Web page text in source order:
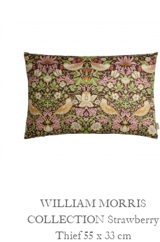
WILLIAM MORRIS
COLLECTION Strawberry
Thief 55 x 33 cm